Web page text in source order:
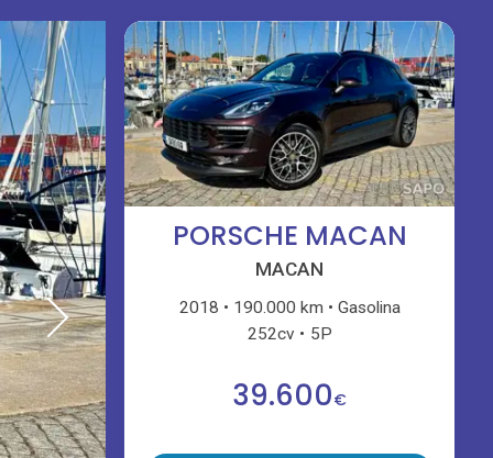
PORSCHE MACAN
MACAN
2018 190.000 km
Gasolina
252cv
5P
39.600€